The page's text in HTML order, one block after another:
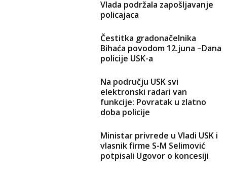
Vlada podržala zapošljavanje
policajaca
Čestitka gradonačelnika
Bihaća povodom 12.juna –Dana
policije USK-a
Na području USK svi
elektronski radari van
funkcije: Povratak u zlatno
doba policije
Ministar privrede u Vladi USK i
vlasnik firme S-M Selimović
potpisali Ugovor o koncesiji